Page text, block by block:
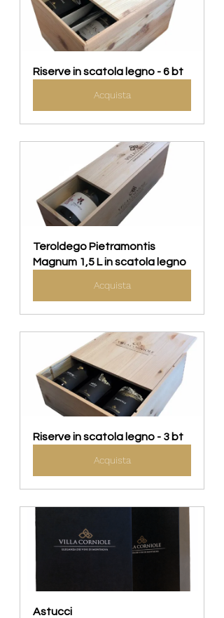
Riserve in scatola legno - 6 bt
Acquista
Teroldego Pietramontis
Magnum 1,5 L in scatola legno
Acquista
Riserve in scatola legno - 3 bt
Acquista
Astucci